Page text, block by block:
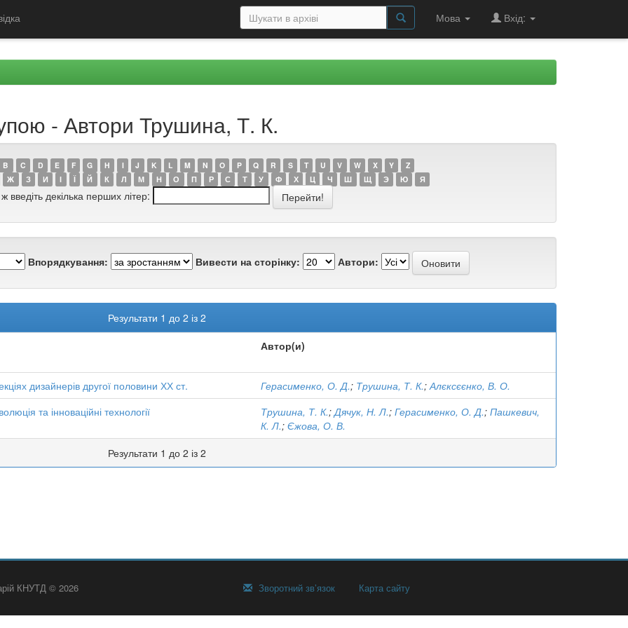
Мова Вхід:
- Автори Трушина, Т. К.
B C D E F G H I J K L M N O P Q R S T U V W X Y
Z
Ж З И І Ї Й К Л М Н О П Р С Т У Ф Х Ц Ч Ш Щ Э Ю Я
введіть декілька перших літер:
Впорядкування: Вивести на сторінку: Автори:
Результати 1 до 2 із 2
Автор(и)
дизайнерів другої половини ХХ ст. Герасименко, О. Д.; Трушина, Т. К.;Алєксєєнко, В. О.
та інноваційні технології Трушина, Т. К.;Дячук, Н. Л.; Герасименко, О. Д.; Пашкевич,
К. Л.; Єжова, О. В.
Результати 1 до 2 із 2
КНУТД © 2026 Зворотний зв’язок Карта сайту